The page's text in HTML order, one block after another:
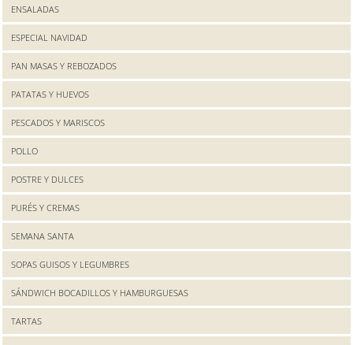
ENSALADAS
ESPECIAL NAVIDAD
PAN MASAS Y REBOZADOS
PATATAS Y HUEVOS
PESCADOS Y MARISCOS
POLLO
POSTRE Y DULCES
PURÉS Y CREMAS
SEMANA SANTA
SOPAS GUISOS Y LEGUMBRES
SÁNDWICH BOCADILLOS Y HAMBURGUESAS
TARTAS